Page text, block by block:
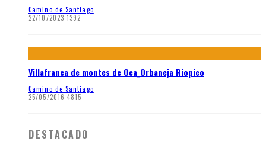
Camino de Santiago
22/10/2023 1392
Villafranca de montes de Oca_Orbaneja Riopico
Camino de Santiago
25/05/2016 4815
DESTACADO